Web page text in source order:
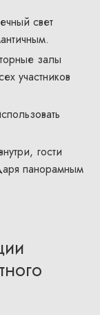
свет
залы
участников
гости
панорамным